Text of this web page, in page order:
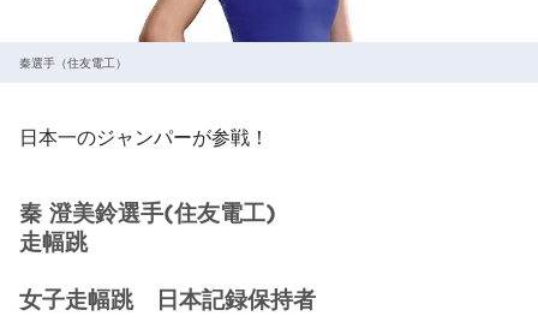
秦選手（住友電工）
日本一のジャンパーが参戦！
秦 澄美鈴選手(住友電工)
走幅跳
女子走幅跳 日本記録保持者